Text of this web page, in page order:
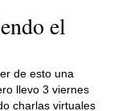
el
de esto una
llevo 3 viernes
charlas virtuales